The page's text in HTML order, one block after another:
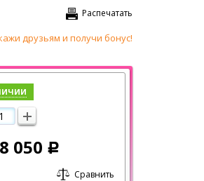
Распечатать
друзьям и получи бонус!
050 Р
Сравнить